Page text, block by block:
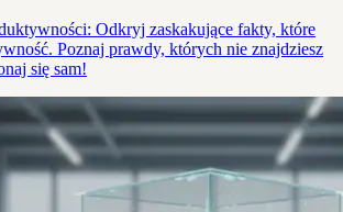
Odkryj zaskakujące fakty, które
Poznaj prawdy, których nie znajdziesz
się sam!